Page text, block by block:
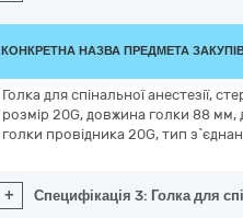
КОНКРЕТНА НАЗВА ПРЕДМЕТА
Голка для спінальної анестезії,
розмір 20G, довжина голки 88 мм,
голки провідника 20G, тип
+ Специфікація 3: Голка для